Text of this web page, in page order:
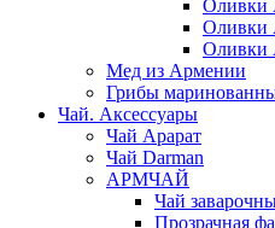
Оливки
Оливки
Оливки
Мед из Армении
Грибы
Чай. Аксессуары
Чай Арарат
Чай Darman
АРМЧАЙ
Чай
Прозрачная